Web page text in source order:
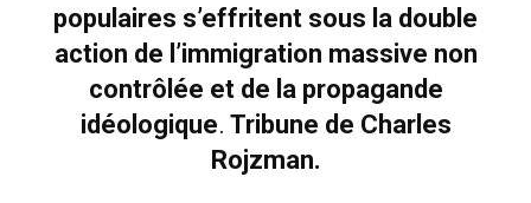
populaires s’effritent sous la double
action de l’immigration massive non
contrôlée et de la propagande
idéologique. Tribune de Charles
Rojzman.